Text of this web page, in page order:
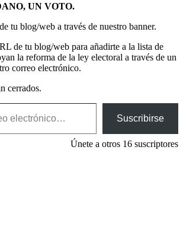
UN VOTO.
tu blog/web a través de nuestro banner.
de tu blog/web para añadirte a la lista de
la reforma de la ley electoral a través de un
correo electrónico.
cerrados.
Suscribirse
Únete a otros 16 suscriptores